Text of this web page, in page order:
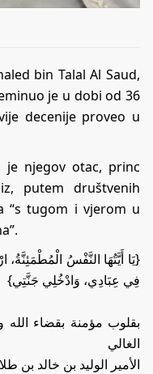
bin Talal Al Saud,
je u dobi od 36
decenije proveo u
njegov otac, princ
putem društvenih
“s tugom i vjerom u
{يَا أَيَّتُهَا النَّفْسُ
فِي عِبَادِي، وَادْخُلِي جَنَّتِي}
بقلوب مؤمنة بقضاء الله
الغالي
الأمير الوليد بن خالد بن